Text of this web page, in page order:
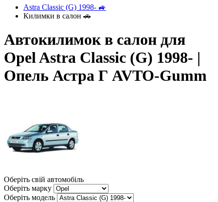
Astra Classic (G) 1998- 🚙
Килимки в салон 🚗
Автокилимок в салон для
Opel Astra Classic (G) 1998- |
Опель Астра Г AVTO-Gumm
Оберіть свій автомобіль
Оберіть марку
Оберіть модель